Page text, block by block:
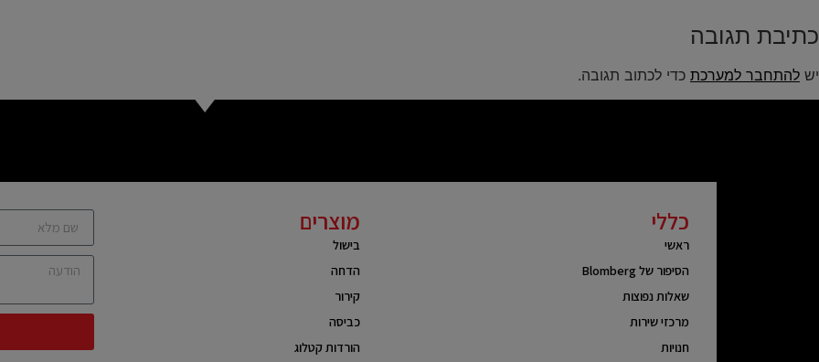
כתיבת תגובה
יש להתחבר למערכת כדי לכתוב תגובה.
כללי
ראשי
הסיפור של Blomberg
שאלות נפוצות
מרכזי שירות
חנויות
מוצרים
בישול
הדחה
קירור
כביסה
הורדות קטלוג